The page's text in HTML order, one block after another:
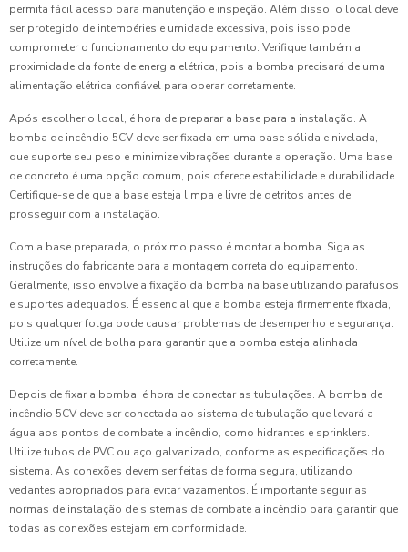
permita fácil acesso para manutenção e inspeção. Além disso, o local deve
ser protegido de intempéries e umidade excessiva, pois isso pode
comprometer o funcionamento do equipamento. Verifique também a
proximidade da fonte de energia elétrica, pois a bomba precisará de uma
alimentação elétrica confiável para operar corretamente.
Após escolher o local, é hora de preparar a base para a instalação. A
bomba de incêndio 5CV deve ser fixada em uma base sólida e nivelada,
que suporte seu peso e minimize vibrações durante a operação. Uma base
de concreto é uma opção comum, pois oferece estabilidade e durabilidade.
Certifique-se de que a base esteja limpa e livre de detritos antes de
prosseguir com a instalação.
Com a base preparada, o próximo passo é montar a bomba. Siga as
instruções do fabricante para a montagem correta do equipamento.
Geralmente, isso envolve a fixação da bomba na base utilizando parafusos
e suportes adequados. É essencial que a bomba esteja firmemente fixada,
pois qualquer folga pode causar problemas de desempenho e segurança.
Utilize um nível de bolha para garantir que a bomba esteja alinhada
corretamente.
Depois de fixar a bomba, é hora de conectar as tubulações. A bomba de
incêndio 5CV deve ser conectada ao sistema de tubulação que levará a
água aos pontos de combate a incêndio, como hidrantes e sprinklers.
Utilize tubos de PVC ou aço galvanizado, conforme as especificações do
sistema. As conexões devem ser feitas de forma segura, utilizando
vedantes apropriados para evitar vazamentos. É importante seguir as
normas de instalação de sistemas de combate a incêndio para garantir que
todas as conexões estejam em conformidade.